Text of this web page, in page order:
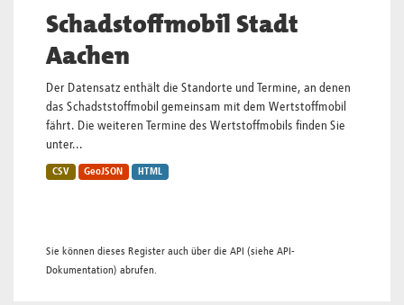
Schadstoffmobil Stadt
Aachen
Der Datensatz enthält die Standorte und Termine, an denen
das Schadststoffmobil gemeinsam mit dem Wertstoffmobil
fährt. Die weiteren Termine des Wertstoffmobils finden Sie
unter...
CSV GeoJSON HTML
Sie können dieses Register auch über die API (siehe API-
Dokumentation) abrufen.